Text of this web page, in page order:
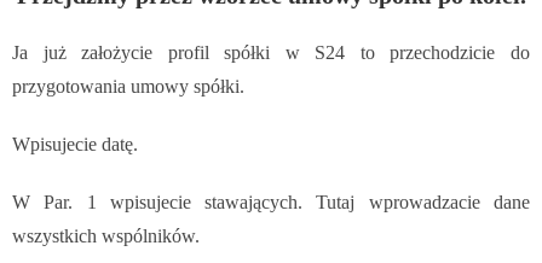
Ja już założycie profil spółki w S24 to przechodzicie do
przygotowania umowy spółki.
Wpisujecie datę.
W Par. 1 wpisujecie stawających. Tutaj wprowadzacie dane
wszystkich wspólników.